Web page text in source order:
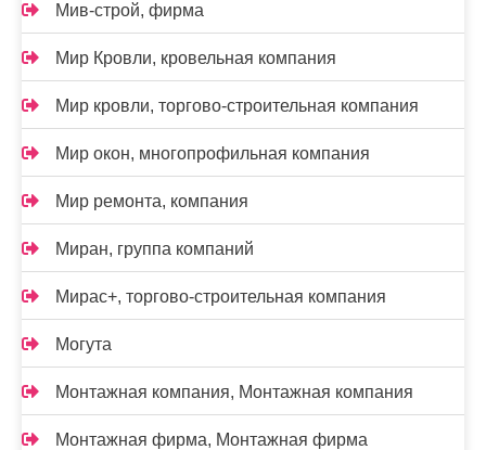
Мив-строй, фирма
Мир Кровли, кровельная компания
Мир кровли, торгово-строительная компания
Мир окон, многопрофильная компания
Мир ремонта, компания
Миран, группа компаний
Мирас+, торгово-строительная компания
Могута
Монтажная компания, Монтажная компания
Монтажная фирма, Монтажная фирма